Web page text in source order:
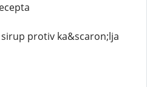
protiv ka&scaron;lja